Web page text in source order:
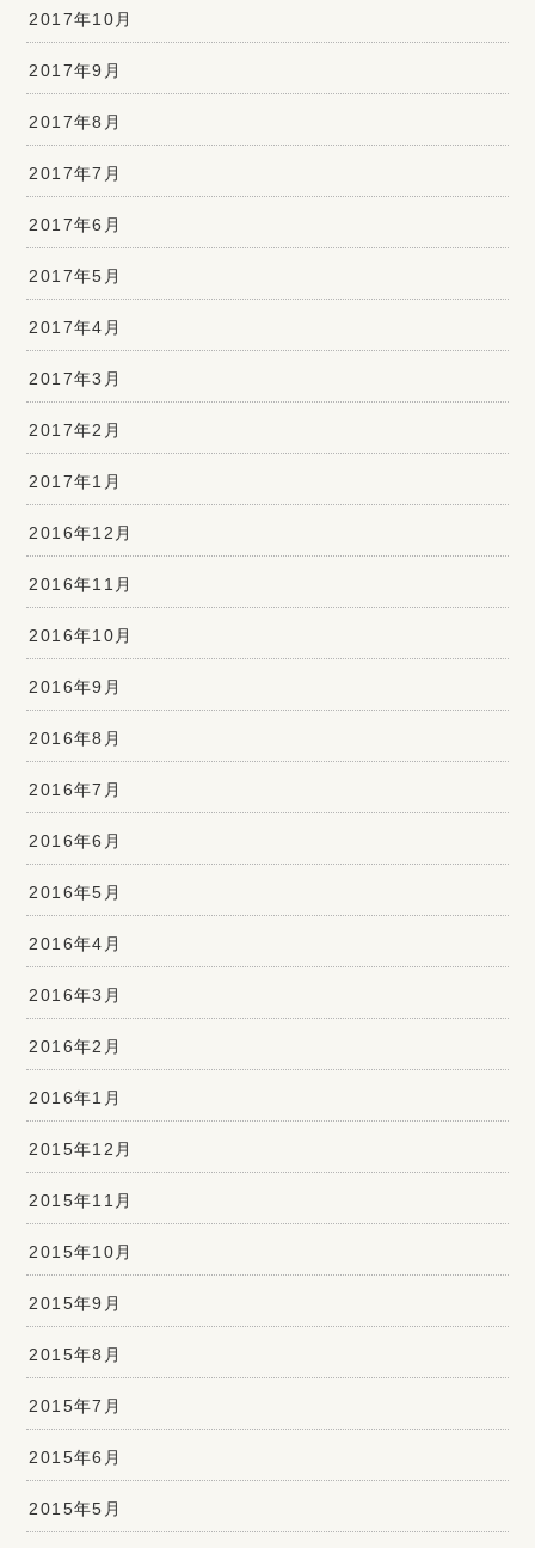
2017年10月
2017年9月
2017年8月
2017年7月
2017年6月
2017年5月
2017年4月
2017年3月
2017年2月
2017年1月
2016年12月
2016年11月
2016年10月
2016年9月
2016年8月
2016年7月
2016年6月
2016年5月
2016年4月
2016年3月
2016年2月
2016年1月
2015年12月
2015年11月
2015年10月
2015年9月
2015年8月
2015年7月
2015年6月
2015年5月